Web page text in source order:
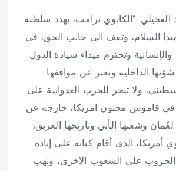
“الكابوي ترامب، يهدد سلطنة
مبدأ السلام، وتقف الى جانب الحق، في
وتحترم ميداء سيادة الدول
الداخلية وتعبر عن مواقفها
ولا تنجر للحرب العدوانية على
في قاموس مجنون امريكا، خارجه عن
وشعبها الأبي وتاريخها العريق،
أمريكا، الذي أقام كيانه على إبادة
على الشعوب الاخرى، ونهب